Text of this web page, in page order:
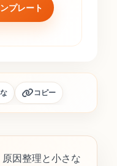
プレート
コピー
因整理と小さな